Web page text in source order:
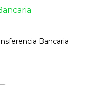
Bancaria